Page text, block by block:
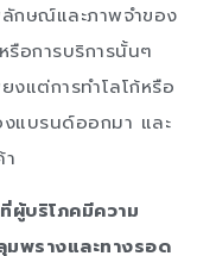
กษณ์และภาพจำของ
อการบริการนั้นๆ
แต่การทำโลโก้หรือ
งแบรนด์ออกมา และ
ผู้บริโภคมีความ
มพรางและทางรอด